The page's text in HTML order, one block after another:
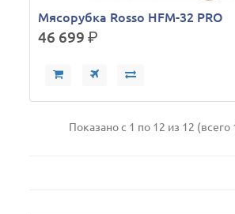
Мясорубка Rosso HFM-32 PRO
46 699р.
Показано с 1 по 12 из 12 (всего